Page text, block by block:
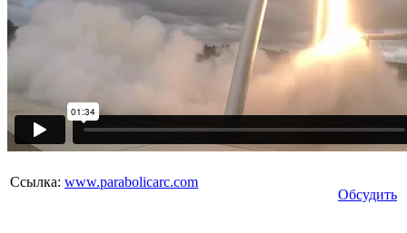
Ссылка: www.parabolicarc.com
Обсудить